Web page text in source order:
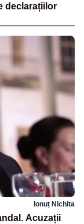
declarațiilor
Ionuț Nichita
Acuzații